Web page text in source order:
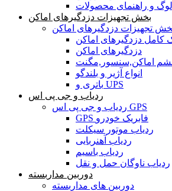
و راهنمای محصولات
بخش تجهیزات دزدگیرهای اماکن
تجهیزات دزدگیرهای اماکن
کامل دزدگیرهای اماکن
دزدگیرهای اماکن
اماکن,سنسور,مگنت
انواع آژیر و بلندگو
باتری و UPS
ردیاب و جی پی اس
ردیاب و جی پی اس GPS
GPS فابریک خودرو
ردیاب موتور سیکلت
ردیاب آهنربایی
ردیاب باسیم
ردیاب ناوگان حمل و نقل
دوربین مداربسته
دوربین های مداربسته